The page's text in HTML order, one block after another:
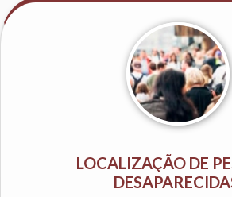
LOCALIZAÇÃO DE